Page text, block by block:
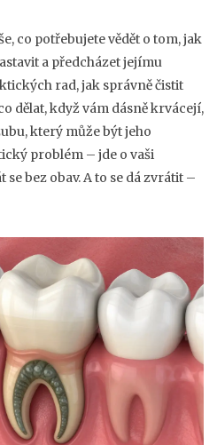
co potřebujete vědět o tom, jak
a předcházet jejímu
rad, jak správně čistit
dělat, když vám dásně krvácejí,
který může být jeho
problém – jde o vaši
bez obav. A to se dá zvrátit –